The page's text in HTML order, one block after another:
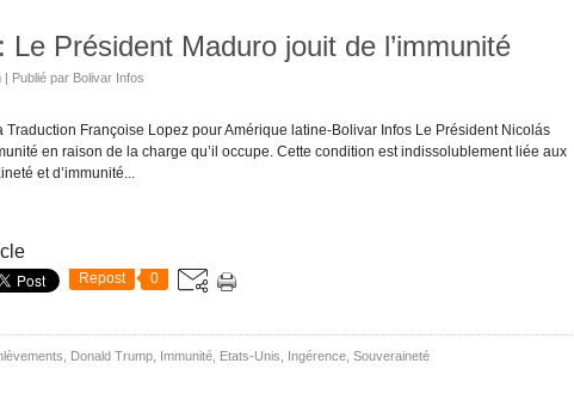
Le Président Maduro jouit de l’immunité
| Publié par Bolivar Infos
Traduction Françoise Lopez pour Amérique latine-Bolivar Infos Le Président Nicolás
en raison de la charge qu’il occupe. Cette condition est indissolublement liée aux
et d’immunité...
Repost 0
Donald Trump Immunité Etats-Unis Ingérence Souveraineté